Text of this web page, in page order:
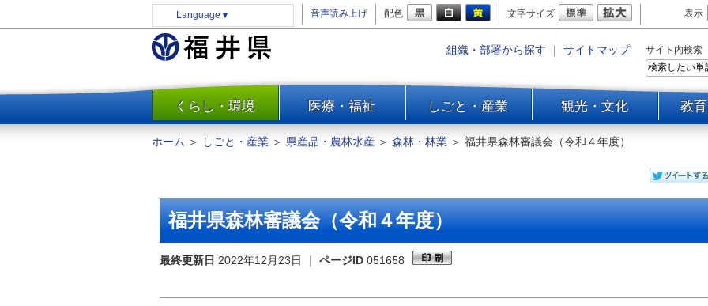
Language ▼ 音声読み上げ 配色 文字サイズ 表示
組織・部署から探す ｜ サイトマップ サイト内検索
一覧
くらし・環境 医療・福祉 しごと・産業 観光・文化 教
防災
水道・エネルギー
住まい・土地
環境問題・廃棄物対策・リサ
イクル
まちづくり
ホーム ＞ しごと・産業 ＞ 県産品・農林水産 ＞ 森林・林業 ＞ 福井県森林審議会（令和４年度）
福井県森林審議会（令和４年度）
最終更新日 2022年12月23日 ｜ ページID 051658